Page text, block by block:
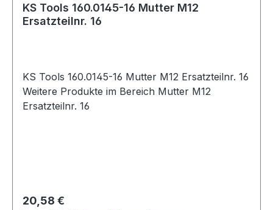
KS Tools 160.0145-16 Mutter M12
Ersatzteilnr. 16
KS Tools 160.0145-16 Mutter M12 Ersatzteilnr. 16
Weitere Produkte im Bereich Mutter M12
Ersatzteilnr. 16
Regulärer Preis:
20,58 €